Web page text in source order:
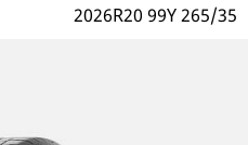
265/35 R20 99Y
2026